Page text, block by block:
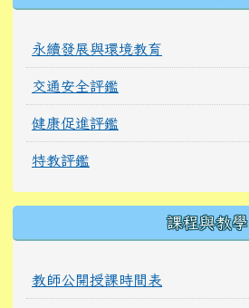
永續發展與環境教育
交通安全評鑑
健康促進評鑑
特教評鑑
課程與教學
教師公開授課時間表